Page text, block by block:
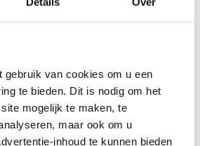
gebruik van cookies om u een
te bieden. Dit is nodig om het
mogelijk te maken, te
maar ook om u
inhoud te kunnen bieden
over opties enhiermeer informatie
optie-order.